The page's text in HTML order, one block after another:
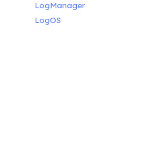
LogManager
LogOS